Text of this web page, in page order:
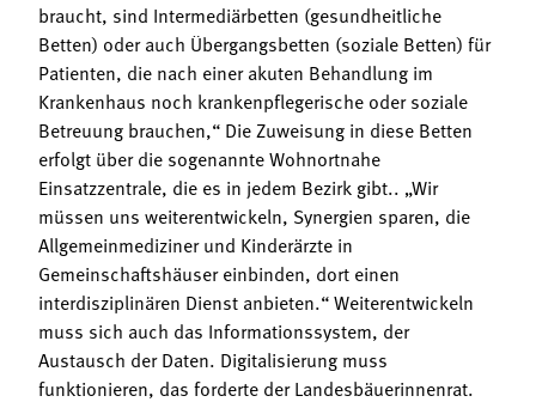
braucht, sind Intermediärbetten (gesundheitliche
Betten) oder auch Übergangsbetten (soziale Betten) für
Patienten, die nach einer akuten Behandlung im
Krankenhaus noch krankenpflegerische oder soziale
Betreuung brauchen,“ Die Zuweisung in diese Betten
erfolgt über die sogenannte Wohnortnahe
Einsatzzentrale, die es in jedem Bezirk gibt.. „Wir
müssen uns weiterentwickeln, Synergien sparen, die
Allgemeinmediziner und Kinderärzte in
Gemeinschaftshäuser einbinden, dort einen
interdisziplinären Dienst anbieten.“ Weiterentwickeln
muss sich auch das Informationssystem, der
Austausch der Daten. Digitalisierung muss
funktionieren, das forderte der Landesbäuerinnenrat.